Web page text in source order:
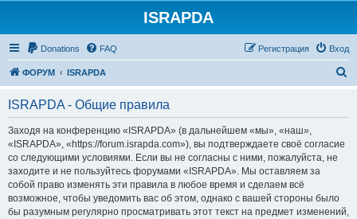
ISRAPDA
Donations FAQ Вход
Регистрация
ФОРУМ ISRAPDA
ISRAPDA - Общие правила
Заходя на конференцию «ISRAPDA» (в дальнейшем «мы», «наш»,
«ISRAPDA», «https://forum.israpda.com»), вы подтверждаете своё согласие
со следующими условиями. Если вы не согласны с ними, пожалуйста, не
заходите и не пользуйтесь форумами «ISRAPDA». Мы оставляем за
собой право изменять эти правила в любое время и сделаем всё
возможное, чтобы уведомить вас об этом, однако с вашей стороны было
бы разумным регулярно просматривать этот текст на предмет изменений,